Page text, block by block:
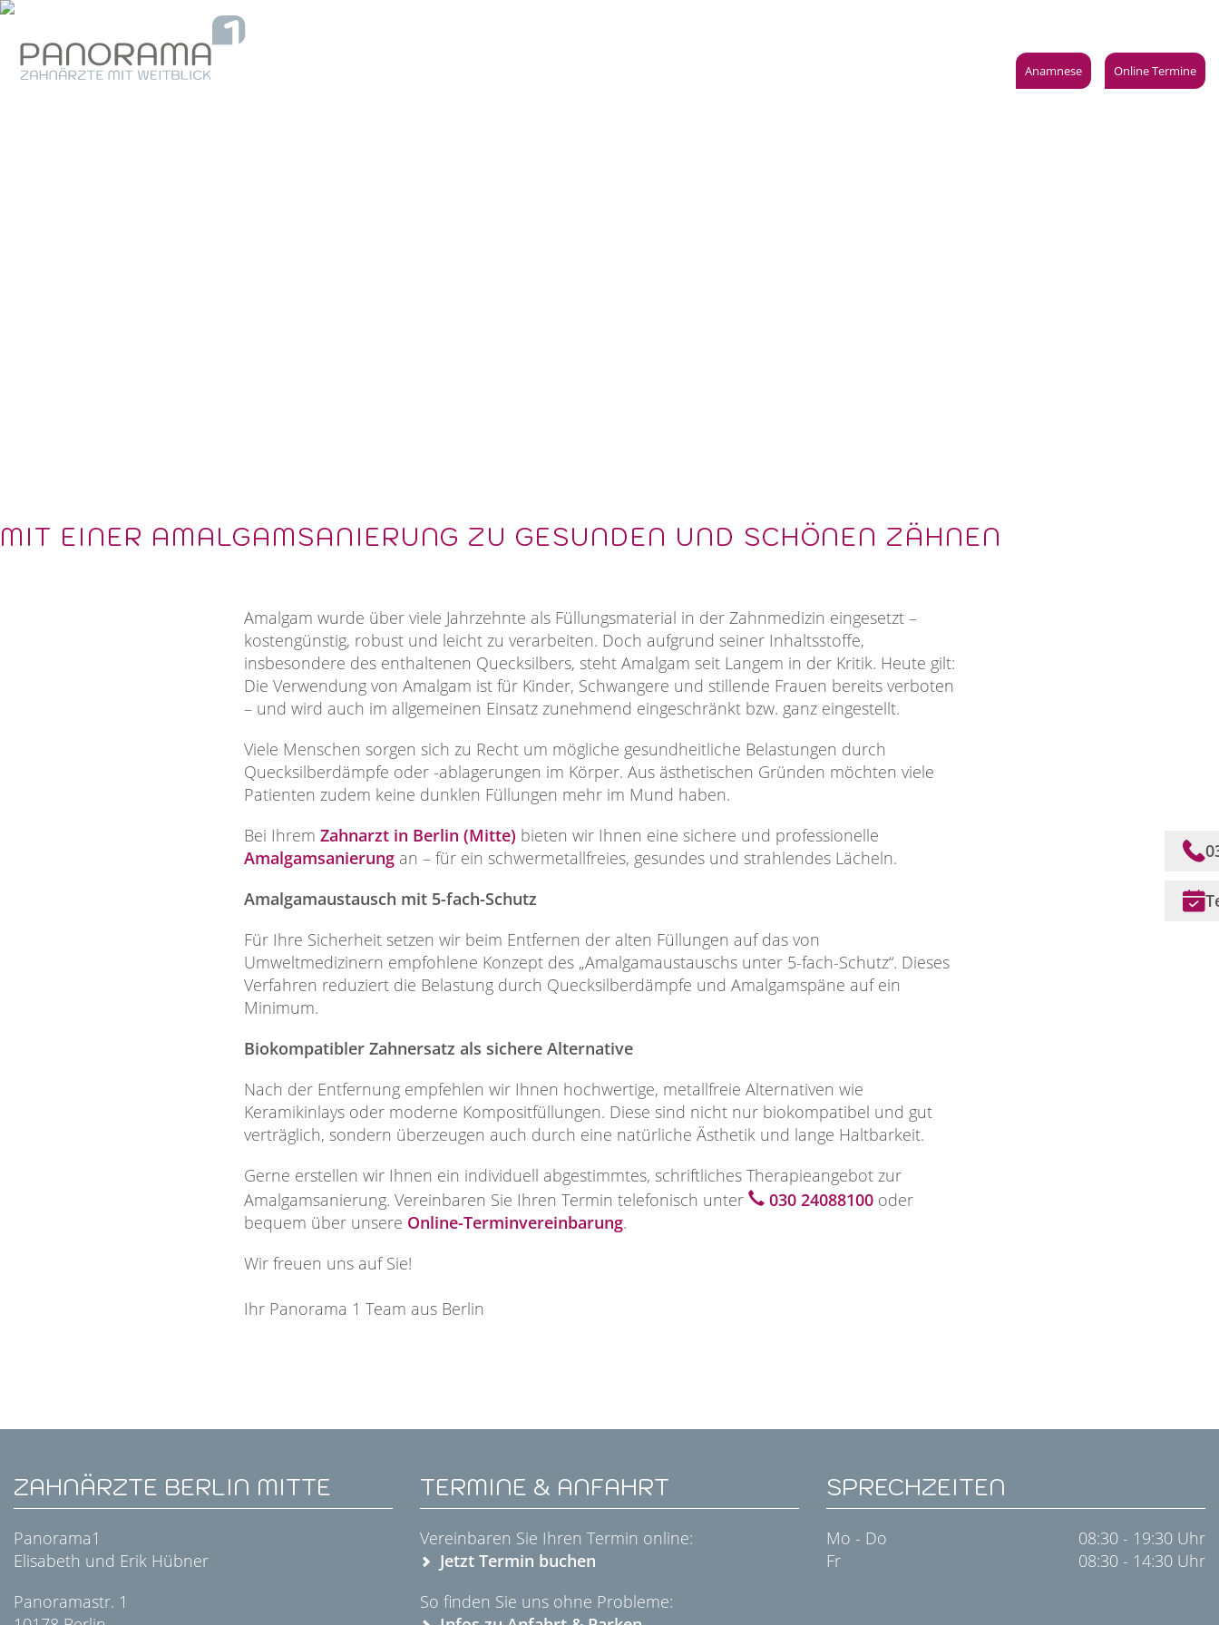
Anamnese Online Termine
MIT EINER AMALGAMSANIERUNG ZU GESUNDEN UND SCHÖNEN ZÄHNEN
Amalgam wurde über viele Jahrzehnte als Füllungsmaterial in der Zahnmedizin eingesetzt –
kostengünstig, robust und leicht zu verarbeiten. Doch aufgrund seiner Inhaltsstoffe,
insbesondere des enthaltenen Quecksilbers, steht Amalgam seit Langem in der Kritik. Heute gilt:
Die Verwendung von Amalgam ist für Kinder, Schwangere und stillende Frauen bereits verboten
– und wird auch im allgemeinen Einsatz zunehmend eingeschränkt bzw. ganz eingestellt.
Viele Menschen sorgen sich zu Recht um mögliche gesundheitliche Belastungen durch
Quecksilberdämpfe oder -ablagerungen im Körper. Aus ästhetischen Gründen möchten viele
Patienten zudem keine dunklen Füllungen mehr im Mund haben.
Bei Ihrem Zahnarzt in Berlin (Mitte) bieten wir Ihnen eine sichere und professionelle
Amalgamsanierungan – für ein schwermetallfreies, gesundes und strahlendes Lächeln.
Amalgamaustausch mit 5-fach-Schutz
Für Ihre Sicherheit setzen wir beim Entfernen der alten Füllungen auf das von
Umweltmedizinern empfohlene Konzept des „Amalgamaustauschs unter 5-fach-Schutz“. Dieses
Verfahren reduziert die Belastung durch Quecksilberdämpfe und Amalgamspäne auf ein
Minimum.
Biokompatibler Zahnersatz als sichere Alternative
Nach der Entfernung empfehlen wir Ihnen hochwertige, metallfreie Alternativen wie
Keramikinlays oder moderne Kompositfüllungen. Diese sind nicht nur biokompatibel und gut
verträglich, sondern überzeugen auch durch eine natürliche Ästhetik und lange Haltbarkeit.
Gerne erstellen wir Ihnen ein individuell abgestimmtes, schriftliches Therapieangebot zur
Amalgamsanierung. Vereinbaren Sie Ihren Termin telefonisch unter
030 24088100oder
bequem über unsere Online-Terminvereinbarung.
Wir freuen uns auf Sie!
Ihr Panorama 1 Team aus Berlin
ZAHNÄRZTE BERLIN MITTE
Panorama1
Elisabeth und Erik Hübner
Panoramastr. 1
TERMINE & ANFAHRT
Vereinbaren Sie Ihren Termin online:
Jetzt Termin buchen
So finden Sie uns ohne Probleme:
SPRECHZEITEN
Mo - Do
08:30 - 19:30 Uhr
Fr
08:30 - 14:30 Uhr